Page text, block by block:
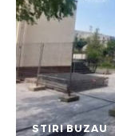
STIRI BUZAU